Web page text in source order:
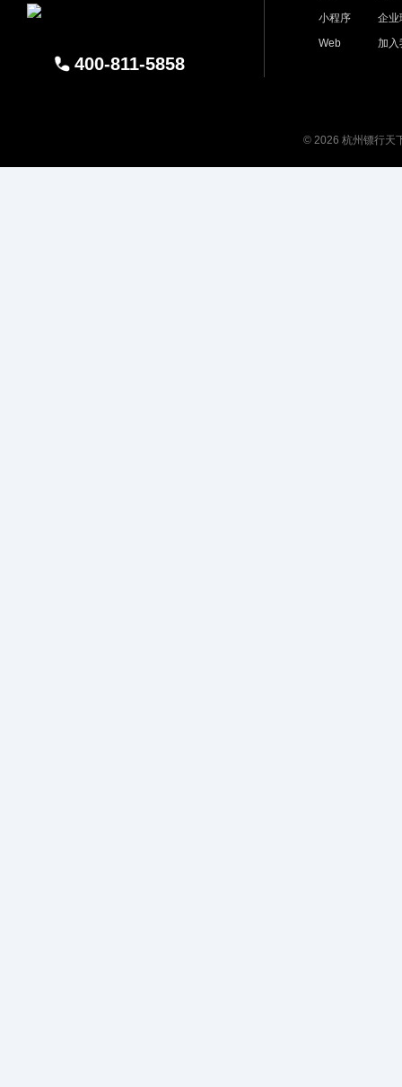
400-811-5858
小程序
Web
企业
加入
© 2026 杭州镖行天